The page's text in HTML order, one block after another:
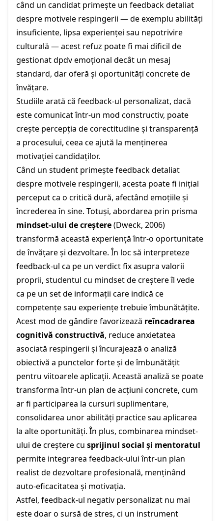
când un candidat primește un feedback detaliat
despre motivele respingerii — de exemplu abilități
insuficiente, lipsa experienței sau nepotrivire
culturală — acest refuz poate fi mai dificil de
gestionat dpdv emoțional decât un mesaj
standard, dar oferă și oportunități concrete de
învățare.
Studiile arată că feedback-ul personalizat, dacă
este comunicat într-un mod constructiv, poate
crește percepția de corectitudine și transparență
a procesului, ceea ce ajută la menținerea
motivației candidaților.
Când un student primește feedback detaliat
despre motivele respingerii, acesta poate fi inițial
perceput ca o critică dură, afectând emoțiile și
încrederea în sine. Totuși, abordarea prin prisma
mindset-ului de creștere(Dweck, 2006)
transformă această experiență într-o oportunitate
de învățare și dezvoltare. În loc să interpreteze
feedback-ul ca pe un verdict fix asupra valorii
proprii, studentul cu mindset de creștere îl vede
ca pe un set de informații care indică ce
competențe sau experiențe trebuie îmbunătățite.
Acest mod de gândire favorizează reîncadrarea
cognitivă constructivă, reduce anxietatea
asociată respingerii și încurajează o analiză
obiectivă a punctelor forte și de îmbunătățit
pentru viitoarele aplicații. Această analiză se poate
transforma într-un plan de acțiuni concrete, cum
ar fi participarea la cursuri suplimentare,
consolidarea unor abilități practice sau aplicarea
la alte oportunități. În plus, combinarea mindset-
ului de creștere cu sprijinul social și mentoratul
permite integrarea feedback-ului într-un plan
realist de dezvoltare profesională, menținând
auto-eficacitatea și motivația.
Astfel, feedback-ul negativ personalizat nu mai
este doar o sursă de stres, ci un instrument